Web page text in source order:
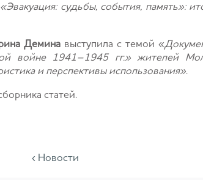
«Эвакуация: судьбы, события, память»:
Демина выступила с темой «
войне 1941–1945 гг.» жителей
и перспективы использования».
статей.
‹ Новости